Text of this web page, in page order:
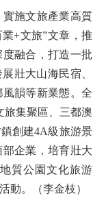
施文旅產業高質
+文旅”文章，推
融合，打造一批
壯大山海民宿、
韻等新業態。全
集聚區、三都澳
創建4A級旅游景
企業，培育壯大
質公園文化旅游
動。（李金枝）